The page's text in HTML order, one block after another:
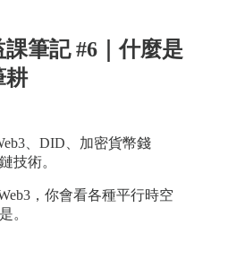
筆記 #6｜什麼是
耕
、DID、加密貨幣錢
技術。
，你會看各種平行時空
。